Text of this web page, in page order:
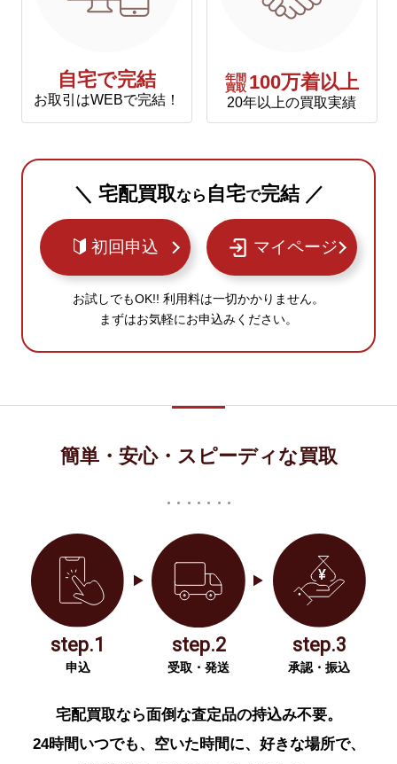
自宅で完結
お取引はWEBで完結！
年間
買取 100万着以上
20年以上の買取実績
＼ 宅配買取なら 自宅で完結 ／
初回申込 マイページ
お試しでもOK!! 利用料は一切かかりません。
まずはお気軽にお申込みください。
簡単・安心・スピーディな買取
step.1
申込
step.2
受取・発送
step.3
承認・振込
宅配買取なら面倒な査定品の持込み不要。
24時間いつでも、空いた時間に、好きな場所で、